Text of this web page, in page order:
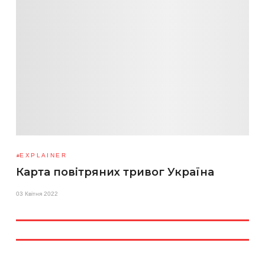
EXPLAINER
Карта повітряних тривог Україна
03 Квітня 2022